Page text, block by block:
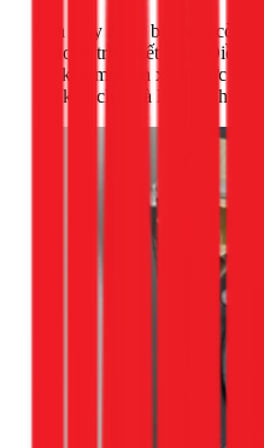
Bạn thấy nước bẩn vẫn còn
chương trình kết thúc. Điều
thể kéo mở van xả. Nước bị
hôi khó chịu và làm vi khuẩn